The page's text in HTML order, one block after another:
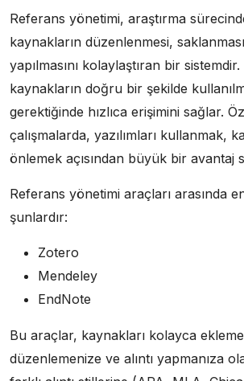
Referans yönetimi, araştırma
kaynakların düzenlenmesi, saklanması
yapılmasını kolaylaştıran bir
kaynakların doğru bir şekilde
gerektiğinde hızlıca erişimini sağlar.
çalışmalarda, yazılımları kullanmak,
önlemek açısından büyük bir avantaj
Referans yönetimi araçları arasında
şunlardır:
Zotero
Mendeley
EndNote
Bu araçlar, kaynakları kolayca
düzenlemenize ve alıntı yapmanıza